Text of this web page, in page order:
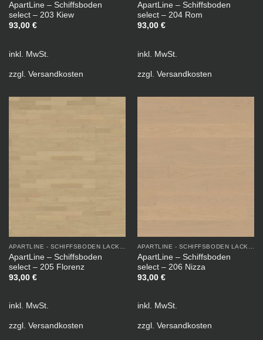
ApartLine – Schiffsboden
select – 203 Kiew
93,00 €
inkl. MwSt.
zzgl. Versandkosten
ApartLine – Schiffsboden
select – 204 Rom
93,00 €
inkl. MwSt.
zzgl. Versandkosten
ApartLine – Schiffsboden
select – 205 Florenz
93,00 €
inkl. MwSt.
zzgl. Versandkosten
ApartLine – Schiffsboden
select – 206 Nizza
93,00 €
inkl. MwSt.
zzgl. Versandkosten